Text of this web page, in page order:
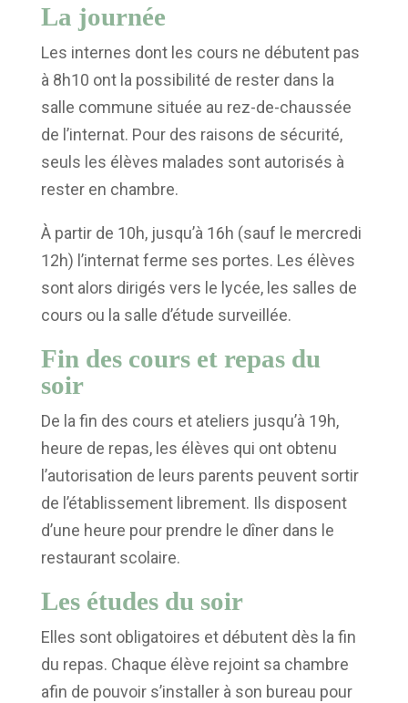
La journée
Les internes dont les cours ne débutent pas
à 8h10 ont la possibilité de rester dans la
salle commune située au rez-de-chaussée
de l’internat. Pour des raisons de sécurité,
seuls les élèves malades sont autorisés à
rester en chambre.
À partir de 10h, jusqu’à 16h (sauf le mercredi
12h) l’internat ferme ses portes. Les élèves
sont alors dirigés vers le lycée, les salles de
cours ou la salle d’étude surveillée.
Fin des cours et repas du
soir
De la fin des cours et ateliers jusqu’à 19h,
heure de repas, les élèves qui ont obtenu
l’autorisation de leurs parents peuvent sortir
de l’établissement librement. Ils disposent
d’une heure pour prendre le dîner dans le
restaurant scolaire.
Les études du soir
Elles sont obligatoires et débutent dès la fin
du repas. Chaque élève rejoint sa chambre
afin de pouvoir s’installer à son bureau pour